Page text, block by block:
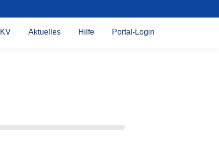
Aktuelles Hilfe Portal-Login